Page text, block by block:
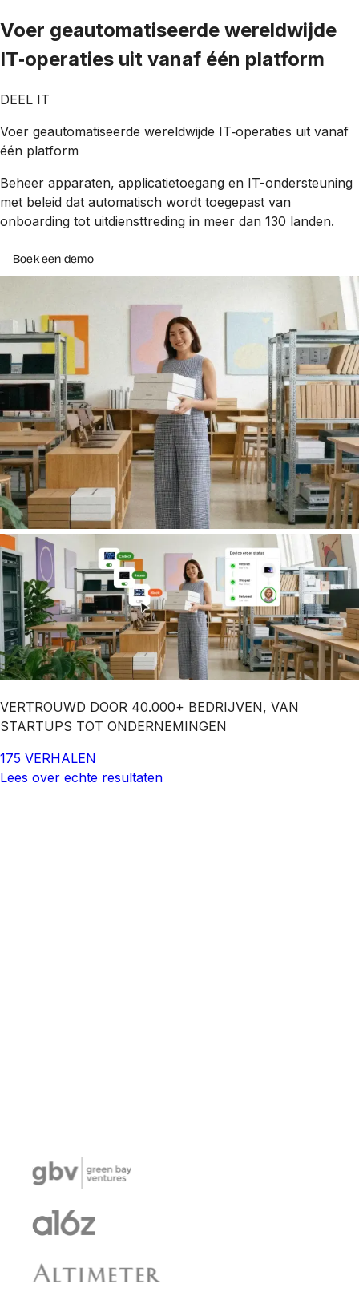
Voer geautomatiseerde wereldwijde
IT‑operaties uit vanaf één platform
DEEL IT
Voer geautomatiseerde wereldwijde IT‑operaties uit vanaf
één platform
Beheer apparaten, applicatietoegang en IT-ondersteuning
met beleid dat automatisch wordt toegepast van
onboarding tot uitdiensttreding in meer dan 130 landen.
Boek een demo
VERTROUWD DOOR 40.000+ BEDRIJVEN, VAN
STARTUPS TOT ONDERNEMINGEN
175 VERHALEN
Lees over echte resultaten